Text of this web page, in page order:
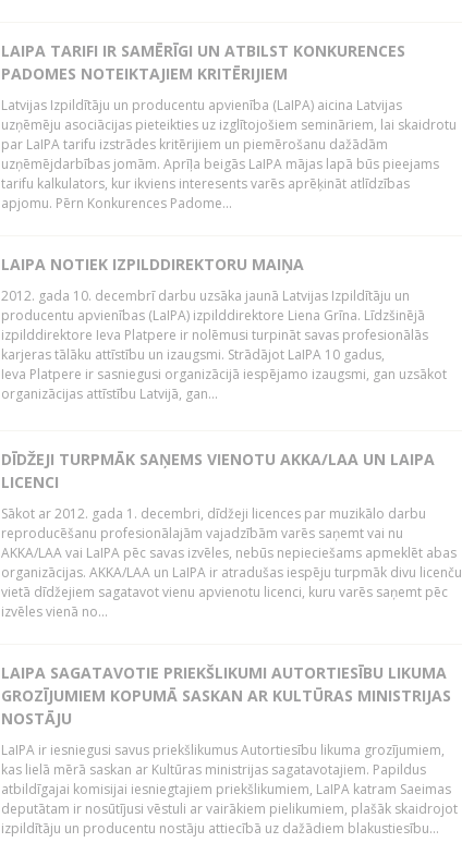
LAIPA TARIFI IR SAMĒRĪGI UN ATBILST KONKURENCES
PADOMES NOTEIKTAJIEM KRITĒRIJIEM
Latvijas Izpildītāju un producentu apvienība (LaIPA) aicina Latvijas
uzņēmēju asociācijas pieteikties uz izglītojošiem semināriem, lai skaidrotu
par LaIPA tarifu izstrādes kritērijiem un piemērošanu dažādām
uzņēmējdarbības jomām. Aprīļa beigās LaIPA mājas lapā būs pieejams
tarifu kalkulators, kur ikviens interesents varēs aprēķināt atlīdzības
apjomu. Pērn Konkurences Padome...
LAIPA NOTIEK IZPILDDIREKTORU MAIŅA
2012. gada 10. decembrī darbu uzsāka jaunā Latvijas Izpildītāju un
producentu apvienības (LaIPA) izpilddirektore Liena Grīna. Līdzšinējā
izpilddirektore Ieva Platpere ir nolēmusi turpināt savas profesionālās
karjeras tālāku attīstību un izaugsmi. Strādājot LaIPA 10 gadus,
Ieva Platpere ir sasniegusi organizācijā iespējamo izaugsmi, gan uzsākot
organizācijas attīstību Latvijā, gan...
DĪDŽEJI TURPMĀK SAŅEMS VIENOTU AKKA/LAA UN LAIPA
LICENCI
Sākot ar 2012. gada 1. decembri, dīdžeji licences par muzikālo darbu
reproducēšanu profesionālajām vajadzībām varēs saņemt vai nu
AKKA/LAA vai LaIPA pēc savas izvēles, nebūs nepieciešams apmeklēt abas
organizācijas. AKKA/LAA un LaIPA ir atradušas iespēju turpmāk divu licenču
vietā dīdžejiem sagatavot vienu apvienotu licenci, kuru varēs saņemt pēc
izvēles vienā no...
LAIPA SAGATAVOTIE PRIEKŠLIKUMI AUTORTIESĪBU LIKUMA
GROZĪJUMIEM KOPUMĀ SASKAN AR KULTŪRAS MINISTRIJAS
NOSTĀJU
LaIPA ir iesniegusi savus priekšlikumus Autortiesību likuma grozījumiem,
kas lielā mērā saskan ar Kultūras ministrijas sagatavotajiem. Papildus
atbildīgajai komisijai iesniegtajiem priekšlikumiem, LaIPA katram Saeimas
deputātam ir nosūtījusi vēstuli ar vairākiem pielikumiem, plašāk skaidrojot
izpildītāju un producentu nostāju attiecībā uz dažādiem blakustiesību...